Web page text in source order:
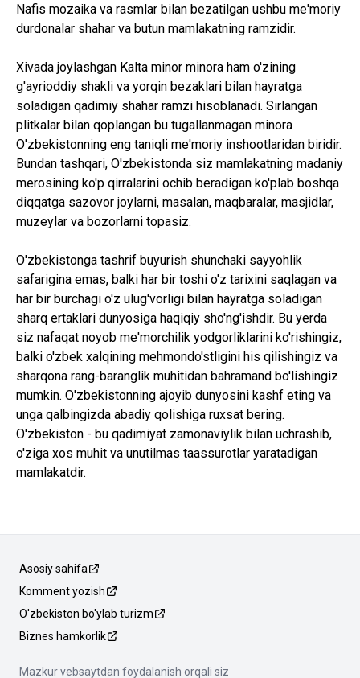
Nafis mozaika va rasmlar bilan bezatilgan ushbu me'moriy
durdonalar shahar va butun mamlakatning ramzidir.
Xivada joylashgan Kalta minor minora ham o'zining
g'ayrioddiy shakli va yorqin bezaklari bilan hayratga
soladigan qadimiy shahar ramzi hisoblanadi. Sirlangan
plitkalar bilan qoplangan bu tugallanmagan minora
O'zbekistonning eng taniqli me'moriy inshootlaridan biridir.
Bundan tashqari, O'zbekistonda siz mamlakatning madaniy
merosining ko'p qirralarini ochib beradigan ko'plab boshqa
diqqatga sazovor joylarni, masalan, maqbaralar, masjidlar,
muzeylar va bozorlarni topasiz.
O'zbekistonga tashrif buyurish shunchaki sayyohlik
safarigina emas, balki har bir toshi o'z tarixini saqlagan va
har bir burchagi o'z ulug'vorligi bilan hayratga soladigan
sharq ertaklari dunyosiga haqiqiy sho'ng'ishdir. Bu yerda
siz nafaqat noyob me'morchilik yodgorliklarini ko'rishingiz,
balki o'zbek xalqining mehmondo'stligini his qilishingiz va
sharqona rang-baranglik muhitidan bahramand bo'lishingiz
mumkin. O'zbekistonning ajoyib dunyosini kashf eting va
unga qalbingizda abadiy qolishiga ruxsat bering.
O'zbekiston - bu qadimiyat zamonaviylik bilan uchrashib,
o'ziga xos muhit va unutilmas taassurotlar yaratadigan
mamlakatdir.
Asosiy sahifa
Komment yozish
O'zbekiston bo'ylab turizm
Biznes hamkorlik
Mazkur vebsaytdan foydalanish orqali siz